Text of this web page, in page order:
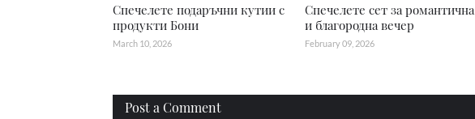
Спечелете подаръчни кутии с
продукти Бони
March 10, 2026
Спечелете сет за романтична
и благородна вечер
February 09, 2026
Post a Comment